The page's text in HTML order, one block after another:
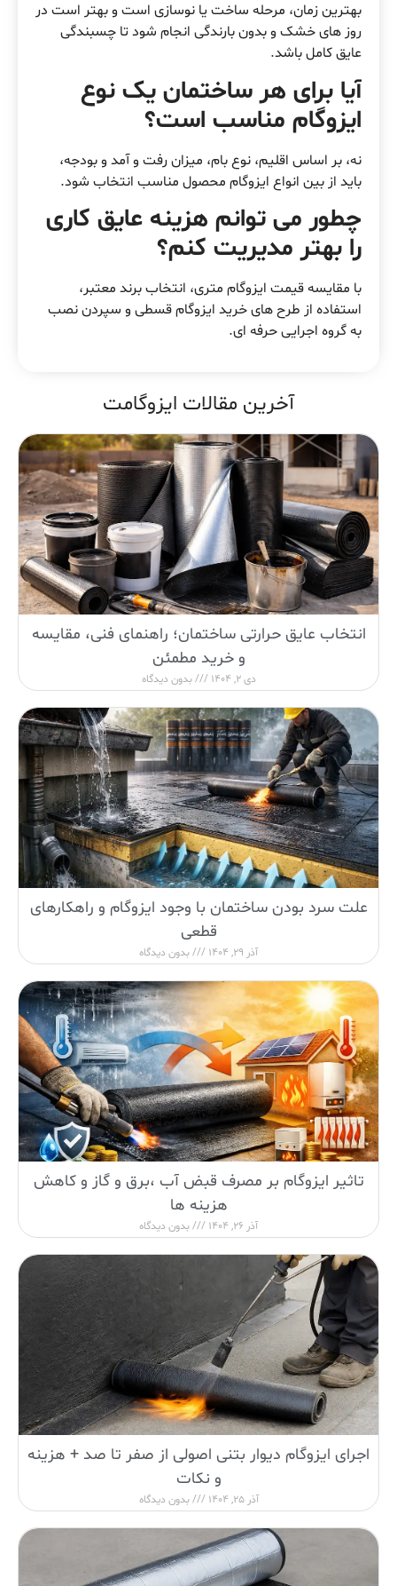
بهترین زمان، مرحله ساخت یا نوسازی است و بهتر است در
روز های خشک و بدون بارندگی انجام شود تا چسبندگی
عایق کامل باشد.
آیا برای هر ساختمان یک نوع
ایزوگام مناسب است؟
نه، بر اساس اقلیم، نوع بام، میزان رفت و آمد و بودجه،
باید از بین انواع ایزوگام محصول مناسب انتخاب شود.
چطور می توانم هزینه عایق کاری
را بهتر مدیریت کنم؟
با مقایسه قیمت ایزوگام متری، انتخاب برند معتبر،
استفاده از طرح های خرید ایزوگام قسطی و سپردن نصب
به گروه اجرایی حرفه ای.
آخرین مقالات ایزوگامت
انتخاب عایق حرارتی ساختمان؛ راهنمای فنی، مقایسه
و خرید مطمئن
دی 2, 1404 بدون دیدگاه
علت سرد بودن ساختمان با وجود ایزوگام و راهکارهای
قطعی
آذر 29, 1404 بدون دیدگاه
تاثیر ایزوگام بر مصرف قبض آب ،برق و گاز و کاهش
هزینه ها
آذر 26, 1404 بدون دیدگاه
اجرای ایزوگام دیوار بتنی اصولی از صفر تا صد + هزینه
و نکات
آذر 25, 1404 بدون دیدگاه